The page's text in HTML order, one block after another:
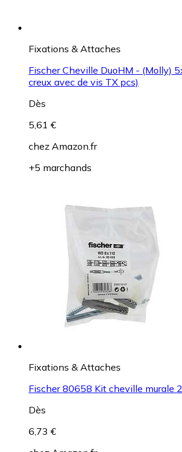
Fixations & Attaches
Fischer Cheville DuoHM - (Molly)
creux avec de vis TX pcs)
Dès
5,61 €
chez Amazon.fr
+5 marchands
Fixations & Attaches
Fischer 80658 Kit cheville murale
Dès
6,73 €